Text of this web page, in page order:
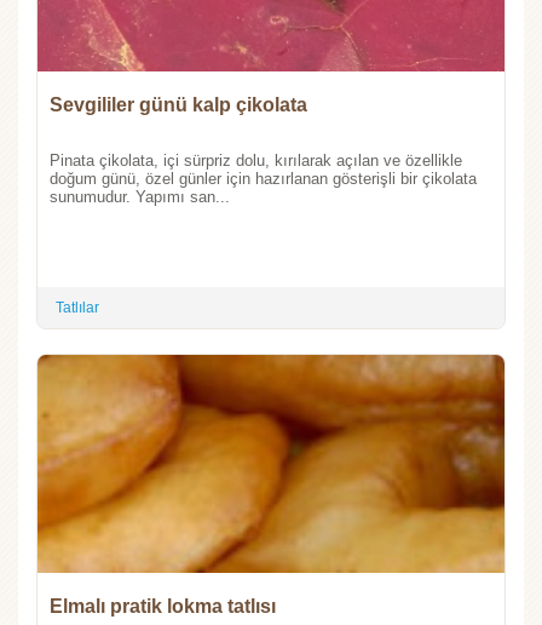
Sevgililer günü kalp çikolata
Pinata çikolata, içi sürpriz dolu, kırılarak açılan ve özellikle
doğum günü, özel günler için hazırlanan gösterişli bir çikolata
sunumudur. Yapımı san...
Tatlılar
Elmalı pratik lokma tatlısı